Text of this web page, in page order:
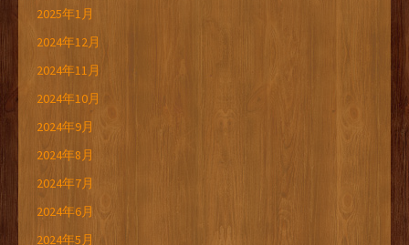
2025年1月
2024年12月
2024年11月
2024年10月
2024年9月
2024年8月
2024年7月
2024年6月
2024年5月